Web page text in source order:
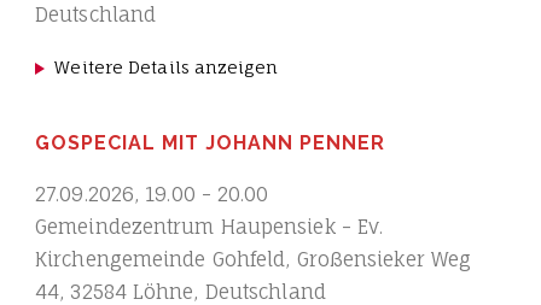
Deutschland
Weitere Details anzeigen
GOSPECIAL MIT JOHANN PENNER
27.09.2026, 19.00 - 20.00
Gemeindezentrum Haupensiek - Ev.
Kirchengemeinde Gohfeld, Großensieker Weg
44, 32584 Löhne, Deutschland